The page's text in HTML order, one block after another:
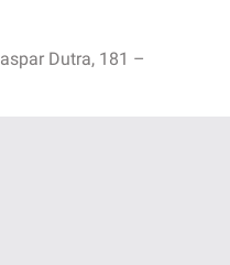
Dutra, 181 –